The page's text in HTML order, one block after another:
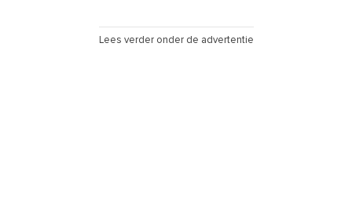
Lees verder onder de advertentie